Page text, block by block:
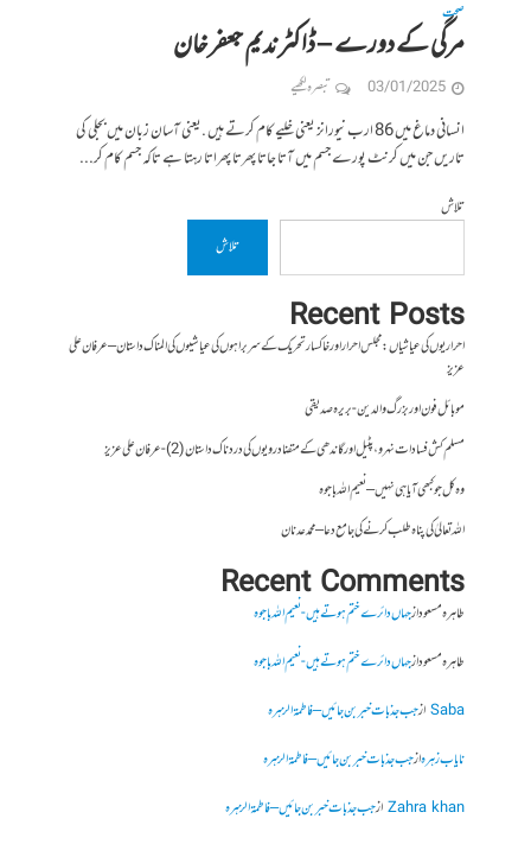
صحت
مرگی کے دورے – ڈاکٹر ندیم جعفر خان
03/01/2025 تبصرہ لکھیے
انسانی دماغ میں 86 ارب نیورانز یعنی خلیے کام کرتے ہیں .یعنی آسان زبان میں بجلی کی
تاریں جن میں کرنٹ پورے جسم میں آتا جاتا پھرتا پھراتا رہتا ہے تاکہ جسم کام کر...
تلاش
تلاش
Recent Posts
احراریوں کی عیاشیاں : مجلس احرار اور خاکسار تحریک کے سربراہوں کی عیاشیوں کی المناک داستان – عرفان علی
عزیز
موبائل فون اور بزرگ والدین- بریرہ صدیقی
مسلم کش فسادات نہرو، پٹیل اور گاندھی کے متضاد رویوں کی درد ناک داستان (2)- عرفان علی عزیز
وہ کل جو کبھی آیا ہی نہیں – نعیم اللہ باجوہ
اللہ تعالیٰ کی پناہ طلب کرنے کی جامع دعا – محمد عدنان
Recent Comments
طاہرہ مسعودازجہاں دائرے ختم ہوتے ہیں- نعیم اللہ باجوہ
طاہرہ مسعودازجہاں دائرے ختم ہوتے ہیں- نعیم اللہ باجوہ
Sabaازجب جذبات خبر بن جائیں – فاطمۃالزہرہ
نایاب زہرہازجب جذبات خبر بن جائیں – فاطمۃالزہرہ
Zahra khanازجب جذبات خبر بن جائیں – فاطمۃالزہرہ